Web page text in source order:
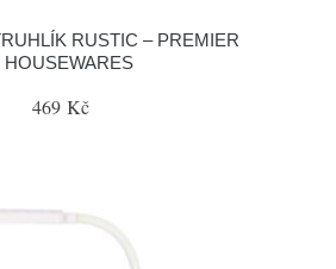
RUSTIC – PREMIER
HOUSEWARES
469 Kč